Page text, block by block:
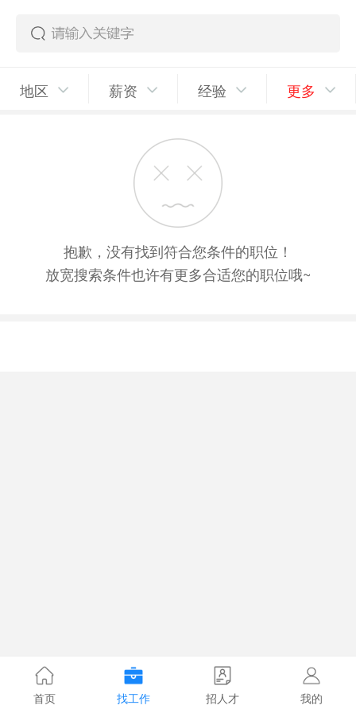
地区 薪资 经验 更多
抱歉，没有找到符合您条件的职位！
放宽搜索条件也许有更多合适您的职位哦~
首页 找工作 招人才 我的